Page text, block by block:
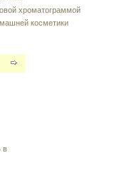
хроматограммой
косметики
в